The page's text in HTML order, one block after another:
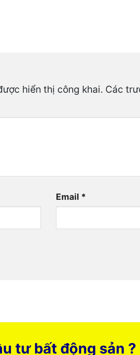
hiển thị công khai. Các
Email *
tư bất động sản ?